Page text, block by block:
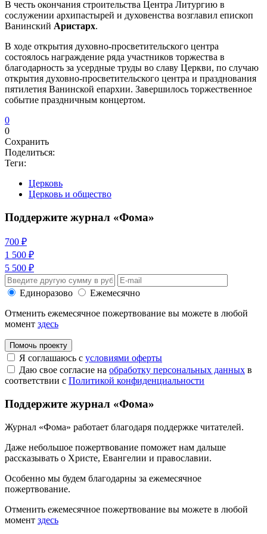
В честь окончания строительства Центра Литургию в
сослужении архипастырей и духовенства возглавил епископ
Ванинский Аристарх.
В ходе открытия духовно-просветительского центра
состоялось награждение ряда участников торжества в
благодарность за усердные труды во славу Церкви, по случаю
открытия духовно-просветительского центра и празднования
пятилетия Ванинской епархии. Завершилось торжественное
событие праздничным концертом.
0
0
Сохранить
Поделиться:
Теги:
Церковь
Церковь и общество
Поддержите журнал «Фома»
700 ₽
1 500 ₽
5 500 ₽
Единоразово
Ежемесячно
Отменить ежемесячное пожертвование вы можете в любой
момент здесь
Помочь проекту
Я соглашаюсь с условиями оферты
Даю свое согласие на обработку персональных данных в
соответствии с Политикой конфиденциальности
Поддержите журнал «Фома»
Журнал «Фома» работает благодаря поддержке читателей.
Даже небольшое пожертвование поможет нам дальше
рассказывать о Христе, Евангелии и православии.
Особенно мы будем благодарны за ежемесячное
пожертвование.
Отменить ежемесячное пожертвование вы можете в любой
момент здесь